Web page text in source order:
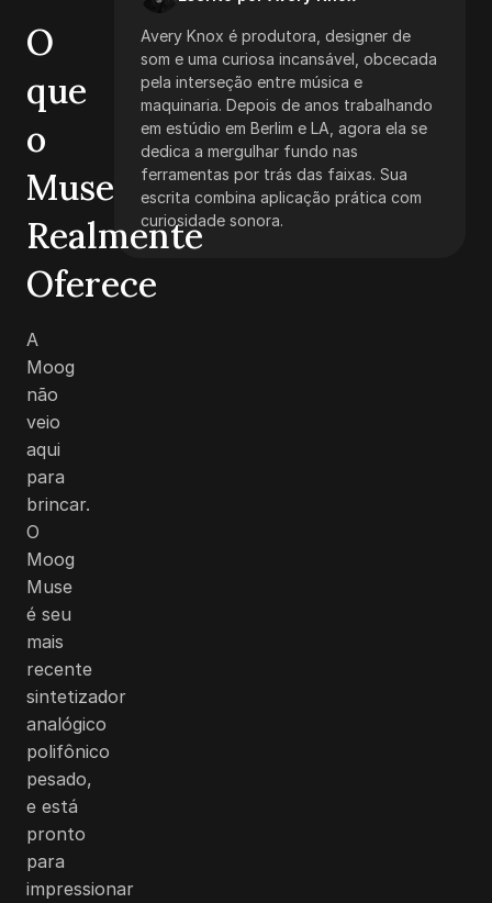
Avery Knox é produtora, designer de
som e uma curiosa incansável, obcecada
pela interseção entre música e
maquinaria. Depois de anos trabalhando
em estúdio em Berlim e LA, agora ela se
dedica a mergulhar fundo nas
ferramentas por trás das faixas. Sua
escrita combina aplicação prática com
curiosidade sonora.
O
que
o
Muse
Realmente
Oferece
A
Moog
não
veio
aqui
para
brincar.
O
Moog
Muse
é seu
mais
recente
sintetizador
analógico
polifônico
pesado,
e está
pronto
para
impressionar